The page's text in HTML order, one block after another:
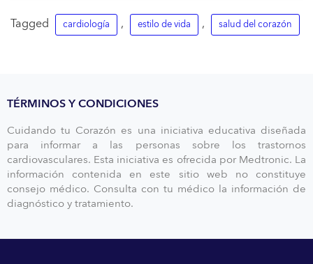
Tagged cardiología , estilo de vida , salud del corazón
TÉRMINOS Y CONDICIONES
Cuidando tu Corazón es una iniciativa educativa diseñada
para informar a las personas sobre los trastornos
cardiovasculares. Esta iniciativa es ofrecida por Medtronic. La
información contenida en este sitio web no constituye
consejo médico. Consulta con tu médico la información de
diagnóstico y tratamiento.